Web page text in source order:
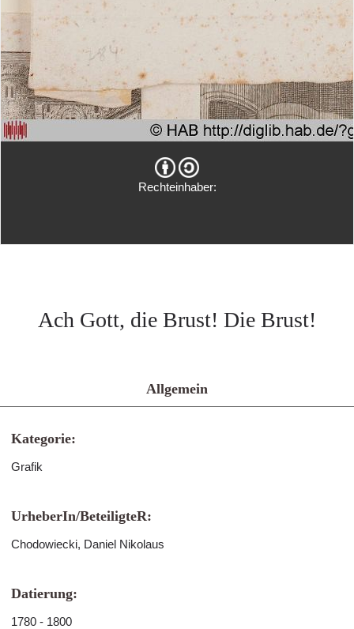
Rechteinhaber:
Ach Gott, die Brust! Die Brust!
Allgemein
Kategorie:
Grafik
UrheberIn/BeteiligteR:
Chodowiecki, Daniel Nikolaus
Datierung:
1780 - 1800